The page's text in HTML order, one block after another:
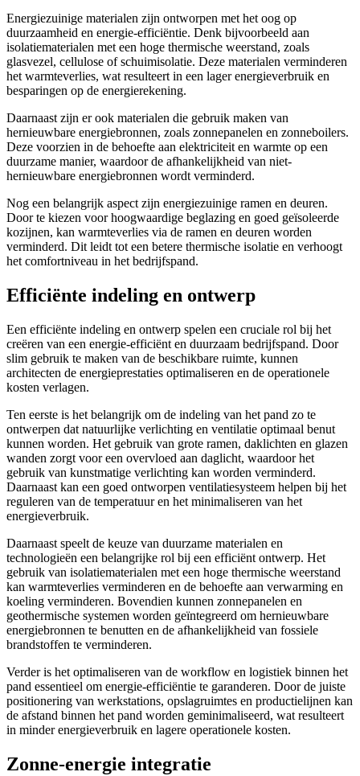
Energiezuinige materialen zijn ontworpen met het oog op
duurzaamheid en energie-efficiëntie. Denk bijvoorbeeld aan
isolatiematerialen met een hoge thermische weerstand, zoals
glasvezel, cellulose of schuimisolatie. Deze materialen verminderen
het warmteverlies, wat resulteert in een lager energieverbruik en
besparingen op de energierekening.
Daarnaast zijn er ook materialen die gebruik maken van
hernieuwbare energiebronnen, zoals zonnepanelen en zonneboilers.
Deze voorzien in de behoefte aan elektriciteit en warmte op een
duurzame manier, waardoor de afhankelijkheid van niet-
hernieuwbare energiebronnen wordt verminderd.
Nog een belangrijk aspect zijn energiezuinige ramen en deuren.
Door te kiezen voor hoogwaardige beglazing en goed geïsoleerde
kozijnen, kan warmteverlies via de ramen en deuren worden
verminderd. Dit leidt tot een betere thermische isolatie en verhoogt
het comfortniveau in het bedrijfspand.
Efficiënte indeling en ontwerp
Een efficiënte indeling en ontwerp spelen een cruciale rol bij het
creëren van een energie-efficiënt en duurzaam bedrijfspand. Door
slim gebruik te maken van de beschikbare ruimte, kunnen
architecten de energieprestaties optimaliseren en de operationele
kosten verlagen.
Ten eerste is het belangrijk om de indeling van het pand zo te
ontwerpen dat natuurlijke verlichting en ventilatie optimaal benut
kunnen worden. Het gebruik van grote ramen, daklichten en glazen
wanden zorgt voor een overvloed aan daglicht, waardoor het
gebruik van kunstmatige verlichting kan worden verminderd.
Daarnaast kan een goed ontworpen ventilatiesysteem helpen bij het
reguleren van de temperatuur en het minimaliseren van het
energieverbruik.
Daarnaast speelt de keuze van duurzame materialen en
technologieën een belangrijke rol bij een efficiënt ontwerp. Het
gebruik van isolatiematerialen met een hoge thermische weerstand
kan warmteverlies verminderen en de behoefte aan verwarming en
koeling verminderen. Bovendien kunnen zonnepanelen en
geothermische systemen worden geïntegreerd om hernieuwbare
energiebronnen te benutten en de afhankelijkheid van fossiele
brandstoffen te verminderen.
Verder is het optimaliseren van de workflow en logistiek binnen het
pand essentieel om energie-efficiëntie te garanderen. Door de juiste
positionering van werkstations, opslagruimtes en productielijnen kan
de afstand binnen het pand worden geminimaliseerd, wat resulteert
in minder energieverbruik en lagere operationele kosten.
Zonne-energie integratie